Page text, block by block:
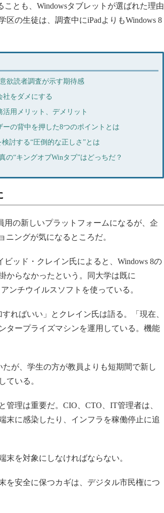
とも、Windowsタブレットが選ばれた理由
の生徒は、調査中にiPadよりもWindows 8
欲読者調査が示す期待感
社をダメにする
用メリット、デメリット
の背中を押した8つのポイントとは
討する“圧倒的な正しさ”とは
の“キングオブWinタブ”はどっちだ？
の新しいプラットフォームになるが、企
ングが気になるところだ。
ッド・クレイン氏によると、Windows 8の
からなかったという。同大学は既に
アンチウイルスソフトを使っている。
ればいい」とクレイン氏は語る。「現在、
タープライズマシンを運用している。機能
が、学生の方が教員よりも短期間で新し
ている。
理は重要だ。CIO、CTO、IT管理者は、
末に感染したり、インフラを稼働停止に追
を対象にしなければならない。
安全に保つカギは、デジタル市民権につ